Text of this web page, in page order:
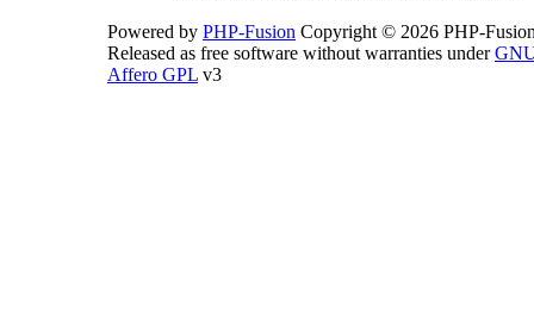
Powered by PHP-Fusion Copyright © 2026 PHP-
Released as free software without warranties under
Affero GPL v3